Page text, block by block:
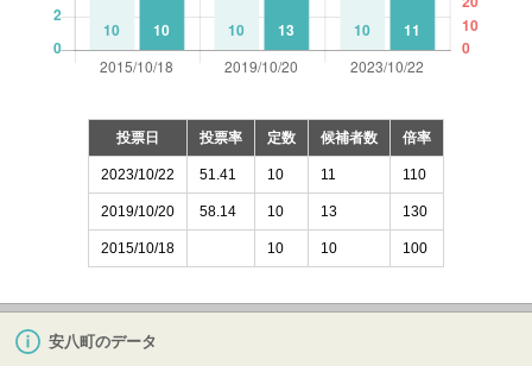
投票日 投票率 定数 候補者数 倍率
2023/10/22 51.41 10 11 110
2019/10/20 58.14 10 13 130
2015/10/18 10 10 100
安八町のデータ